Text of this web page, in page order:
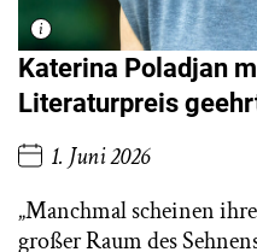
Katerina Poladjan
Literaturpreis
1. Juni 2026
„Manchmal scheinen
großer Raum des